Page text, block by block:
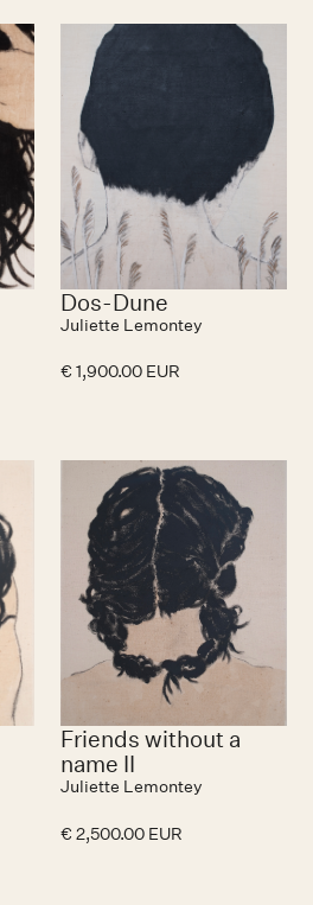
Dos-Dune
Juliette Lemontey
€ 1,900.00 EUR
Friends without a
name II
Juliette Lemontey
€ 2,500.00 EUR